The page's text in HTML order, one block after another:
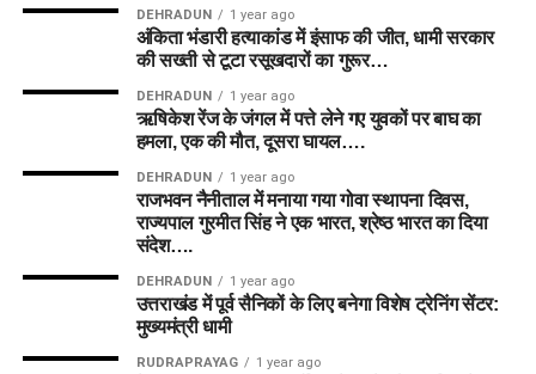
DEHRADUN 1 year ago
अंकिता भंडारी हत्याकांड में इंसाफ की जीत, धामी सरकार
की सख्ती से टूटा रसूखदारों का गुरूर…
DEHRADUN 1 year ago
ऋषिकेश रेंज के जंगल में पत्ते लेने गए युवकों पर बाघ का
हमला, एक की मौत, दूसरा घायल….
DEHRADUN 1 year ago
राजभवन नैनीताल में मनाया गया गोवा स्थापना दिवस,
राज्यपाल गुरमीत सिंह ने एक भारत, श्रेष्ठ भारत का दिया
संदेश….
DEHRADUN 1 year ago
उत्तराखंड में पूर्व सैनिकों के लिए बनेगा विशेष ट्रेनिंग सेंटर:
मुख्यमंत्री धामी
RUDRAPRAYAG 1 year ago